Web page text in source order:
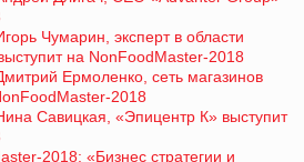
Чумарин, эксперт в области
на NonFoodMaster-2018
Ермоленко, сеть магазинов
2018
Савицкая, «Эпицентр К» выступит
2018: «Бизнес стратегии и